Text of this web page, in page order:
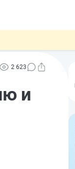
2 623
и